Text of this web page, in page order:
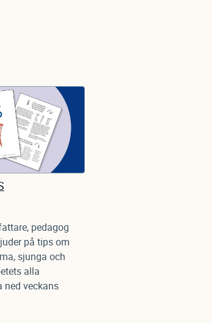
pedagog
på tips om
sjunga och
alla
ned veckans